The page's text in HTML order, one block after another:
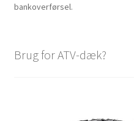
bankoverførsel.
Brug for ATV-dæk?